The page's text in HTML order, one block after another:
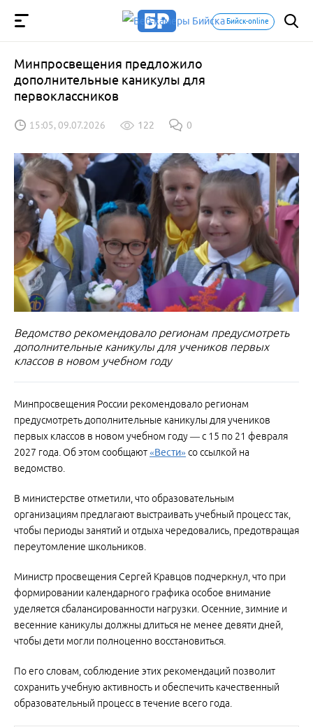
Бийск-online
Минпросвещения предложило
дополнительные каникулы для
первоклассников
15:05, 09.07.2026 122 0
Ведомство рекомендовало регионам предусмотреть
дополнительные каникулы для учеников первых
классов в новом учебном году
Минпросвещения России рекомендовало регионам
предусмотреть дополнительные каникулы для учеников
первых классов в новом учебном году — с 15 по 21 февраля
2027 года. Об этом сообщают«Вести»со ссылкой на
ведомство.
В министерстве отметили, что образовательным
организациям предлагают выстраивать учебный процесс так,
чтобы периоды занятий и отдыха чередовались, предотвращая
переутомление школьников.
Министр просвещения Сергей Кравцов подчеркнул, что при
формировании календарного графика особое внимание
уделяется сбалансированности нагрузки. Осенние, зимние и
весенние каникулы должны длиться не менее девяти дней,
чтобы дети могли полноценно восстановиться.
По его словам, соблюдение этих рекомендаций позволит
сохранить учебную активность и обеспечить качественный
образовательный процесс в течение всего года.